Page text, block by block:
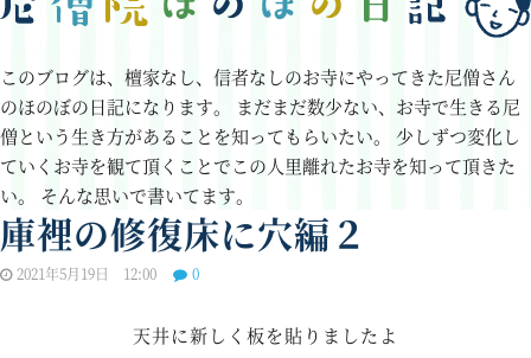
このブログは、檀家なし、信者なしのお寺にやってきた尼僧さん
のほのぼの日記になります。 まだまだ数少ない、お寺で生きる尼
僧という生き方があることを知ってもらいたい。
少しずつ変化し
ていくお寺を観て頂くことでこの人里離れたお寺を知って頂きた
い。 そんな思いで書いてます。
庫裡の修復床に穴編２
2021年5月19日 12:00 0
天井に新しく板を貼りましたよ